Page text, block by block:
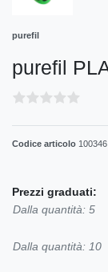
purefil
purefil
Codice articolo 100346
Prezzi graduati:
Dalla quantità: 5
Dalla quantità: 10